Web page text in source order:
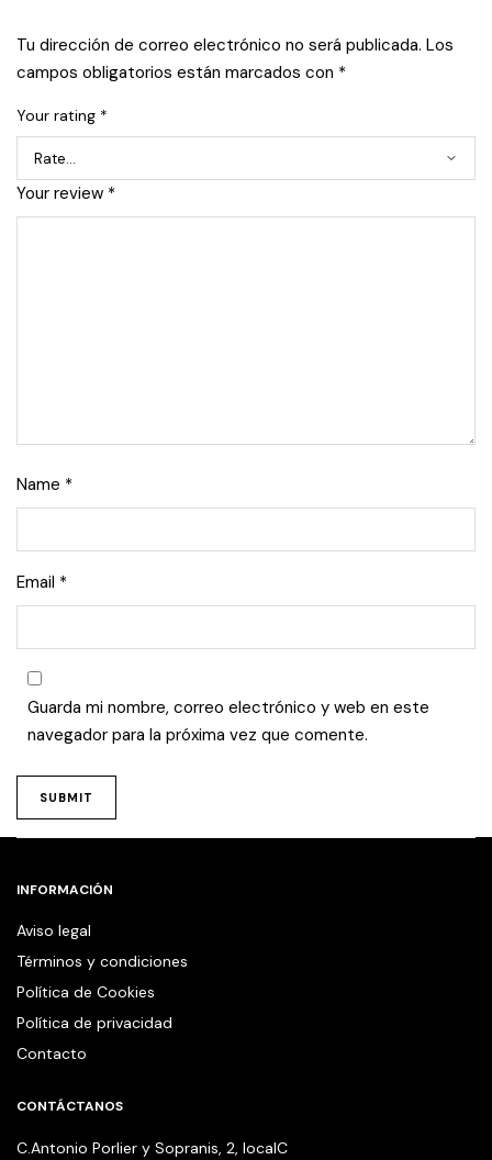
Tu dirección de correo electrónico no será publicada. Los
campos obligatorios están marcados con *
Your rating *
Your review *
Name *
Email *
Guarda mi nombre, correo electrónico y web en este
navegador para la próxima vez que comente.
INFORMACIÓN
Aviso legal
Términos y condiciones
Política de Cookies
Política de privacidad
Contacto
CONTÁCTANOS
C.Antonio Porlier y Sopranis, 2, localC